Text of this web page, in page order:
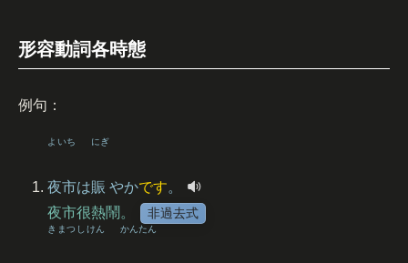
形容動詞各時態
例句：
夜市
よいち
は賑
にぎ
やかです。
夜市很熱鬧。
非過去式
きまつ しけん かんたん